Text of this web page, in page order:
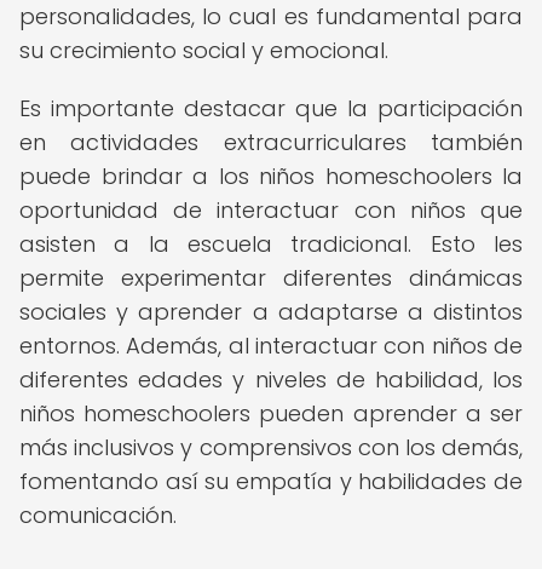
personalidades, lo cual es fundamental para
su crecimiento social y emocional.
Es importante destacar que la participación
en actividades extracurriculares también
puede brindar a los niños homeschoolers la
oportunidad de interactuar con niños que
asisten a la escuela tradicional. Esto les
permite experimentar diferentes dinámicas
sociales y aprender a adaptarse a distintos
entornos. Además, al interactuar con niños de
diferentes edades y niveles de habilidad, los
niños homeschoolers pueden aprender a ser
más inclusivos y comprensivos con los demás,
fomentando así su empatía y habilidades de
comunicación.